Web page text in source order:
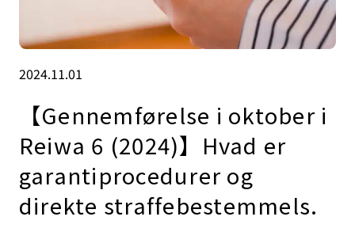
2024.11.01
【Gennemførelse i oktober i
Reiwa 6 (2024)】Hvad er
garantiprocedurer og
direkte straffebestemmels.